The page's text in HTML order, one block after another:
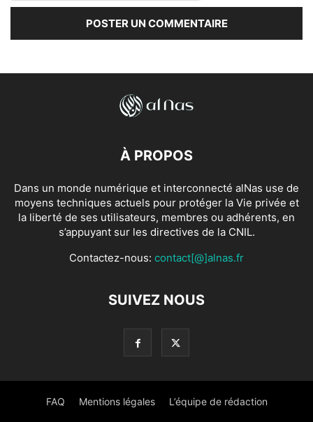
À PROPOS
Dans un monde numérique et interconnecté alNas use de
moyens techniques actuels pour protéger la Vie privée et
la liberté de ses utilisateurs, membres ou adhérents, en
s’appuyant sur les directives de la CNIL.
Contactez-nous: contact[@]alnas.fr
SUIVEZ NOUS
FAQ Mentions légales L’équipe de rédaction